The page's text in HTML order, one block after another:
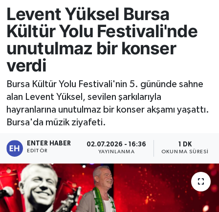
Levent Yüksel Bursa
Kültür Yolu Festivali'nde
unutulmaz bir konser
verdi
Bursa Kültür Yolu Festivali'nin 5. gününde sahne
alan Levent Yüksel, sevilen şarkılarıyla
hayranlarına unutulmaz bir konser akşamı yaşattı.
Bursa'da müzik ziyafeti.
ENTER HABER
EDITÖR
02.07.2026 - 16:36
YAYINLANMA
1 DK
OKUNMA SÜRESI